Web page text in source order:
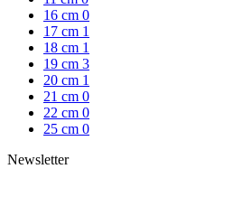
16 cm 0
17 cm 1
18 cm 1
19 cm 3
20 cm 1
21 cm 0
22 cm 0
25 cm 0
Newsletter